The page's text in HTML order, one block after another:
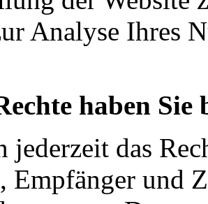
Analyse Ihres
haben
jederzeit das
Empfänger und